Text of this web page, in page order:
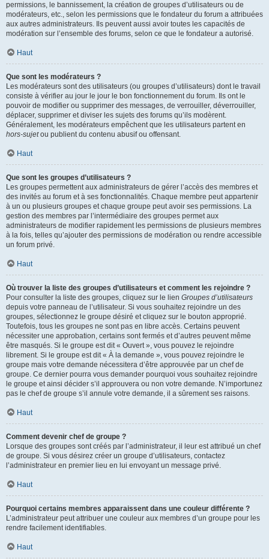
permissions, le bannissement, la création de groupes d’utilisateurs ou de
modérateurs, etc., selon les permissions que le fondateur du forum a attribuées
aux autres administrateurs. Ils peuvent aussi avoir toutes les capacités de
modération sur l’ensemble des forums, selon ce que le fondateur a autorisé.
Haut
Que sont les modérateurs ?
Les modérateurs sont des utilisateurs (ou groupes d’utilisateurs) dont le travail
consiste à vérifier au jour le jour le bon fonctionnement du forum. Ils ont le
pouvoir de modifier ou supprimer des messages, de verrouiller, déverrouiller,
déplacer, supprimer et diviser les sujets des forums qu’ils modèrent.
Généralement, les modérateurs empêchent que les utilisateurs partent en
hors-sujetou publient du contenu abusif ou offensant.
Haut
Que sont les groupes d’utilisateurs ?
Les groupes permettent aux administrateurs de gérer l’accès des membres et
des invités au forum et à ses fonctionnalités. Chaque membre peut appartenir
à un ou plusieurs groupes et chaque groupe peut avoir ses permissions. La
gestion des membres par l’intermédiaire des groupes permet aux
administrateurs de modifier rapidement les permissions de plusieurs membres
à la fois, telles qu’ajouter des permissions de modération ou rendre accessible
un forum privé.
Haut
Où trouver la liste des groupes d’utilisateurs et comment les rejoindre ?
Pour consulter la liste des groupes, cliquez sur le lien Groupes d’utilisateurs
depuis votre panneau de l’utilisateur. Si vous souhaitez rejoindre un des
groupes, sélectionnez le groupe désiré et cliquez sur le bouton approprié.
Toutefois, tous les groupes ne sont pas en libre accès. Certains peuvent
nécessiter une approbation, certains sont fermés et d’autres peuvent même
être masqués. Si le groupe est dit « Ouvert », vous pouvez le rejoindre
librement. Si le groupe est dit « À la demande », vous pouvez rejoindre le
groupe mais votre demande nécessitera d’être approuvée par un chef de
groupe. Ce dernier pourra vous demander pourquoi vous souhaitez rejoindre
le groupe et ainsi décider s’il approuvera ou non votre demande. N’importunez
pas le chef de groupe s’il annule votre demande, il a sûrement ses raisons.
Haut
Comment devenir chef de groupe ?
Lorsque des groupes sont créés par l’administrateur, il leur est attribué un chef
de groupe. Si vous désirez créer un groupe d’utilisateurs, contactez
l’administrateur en premier lieu en lui envoyant un message privé.
Haut
Pourquoi certains membres apparaissent dans une couleur différente ?
L’administrateur peut attribuer une couleur aux membres d’un groupe pour les
rendre facilement identifiables.
Haut